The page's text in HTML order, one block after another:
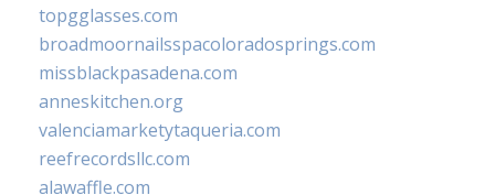
topgglasses.com
broadmoornailsspacoloradosprings.com
missblackpasadena.com
anneskitchen.org
valenciamarketytaqueria.com
reefrecordsllc.com
alawaffle.com